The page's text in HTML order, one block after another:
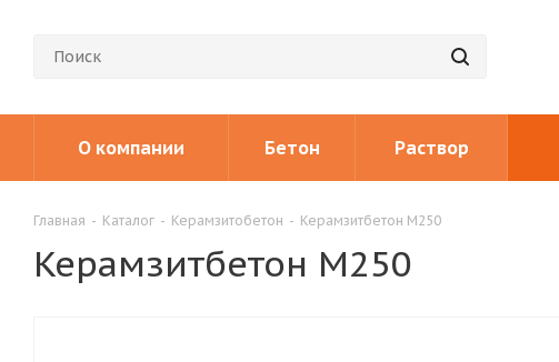
О компании Бетон Раствор
Главная - Каталог - Керамзитобетон - Керамзитбетон М250
Керамзитбетон М250